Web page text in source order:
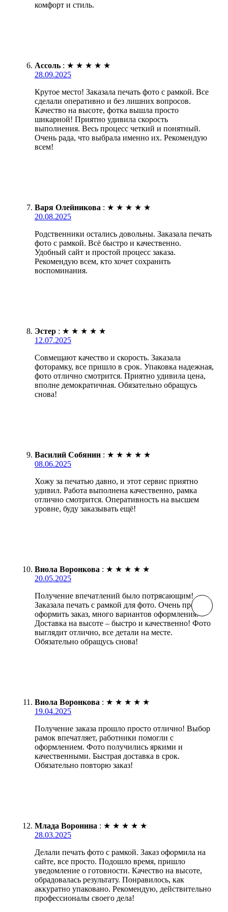
комфорт и стиль.
Ассоль : ★ ★ ★ ★ ★
28.09.2025
Крутое место! Заказала печать фото с рамкой. Все
сделали оперативно и без лишних вопросов.
Качество на высоте, фотка вышла просто
шикарной! Приятно удивила скорость
выполнения. Весь процесс четкий и понятный.
Очень рада, что выбрала именно их. Рекомендую
всем!
Варя Олейникова : ★ ★ ★ ★ ★
20.08.2025
Родственники остались довольны. Заказала печать
фото с рамкой. Всё быстро и качественно.
Удобный сайт и простой процесс заказа.
Рекомендую всем, кто хочет сохранить
воспоминания.
Эстер : ★ ★ ★ ★ ★
12.07.2025
Совмещают качество и скорость. Заказала
фоторамку, все пришло в срок. Упаковка надежная,
фото отлично смотрится. Приятно удивила цена,
вполне демократичная. Обязательно обращусь
снова!
Василий Собянин : ★ ★ ★ ★ ★
08.06.2025
Хожу за печатью давно, и этот сервис приятно
удивил. Работа выполнена качественно, рамка
отлично смотрится. Оперативность на высшем
уровне, буду заказывать ещё!
Виола Воронкова : ★ ★ ★ ★ ★
20.05.2025
Получение впечатлений было потрясающим!
Заказала печать с рамкой для фото. Очень просто
оформить заказ, много вариантов оформления.
Доставка на высоте – быстро и качественно! Фото
выглядит отлично, все детали на месте.
Обязательно обращусь снова!
Виола Воронкова : ★ ★ ★ ★ ★
19.04.2025
Получение заказа прошло просто отлично! Выбор
рамок впечатляет, работники помогли с
оформлением. Фото получились яркими и
качественными. Быстрая доставка в срок.
Обязательно повторю заказ!
Млада Воронина : ★ ★ ★ ★ ★
28.03.2025
Делали печать фото с рамкой. Заказ оформила на
сайте, все просто. Подошло время, пришло
уведомление о готовности. Качество на высоте,
обрадовалась результату. Понравилось, как
аккуратно упаковано. Рекомендую, действительно
профессионалы своего дела!